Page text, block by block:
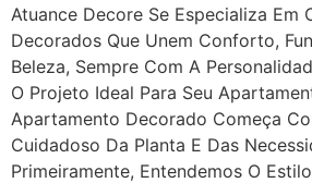
Atuance Decore Se Especializa Em
Decorados Que Unem Conforto,
Beleza, Sempre Com A
O Projeto Ideal Para Seu
Apartamento Decorado Começa
Cuidadoso Da Planta E Das
Primeiramente, Entendemos O